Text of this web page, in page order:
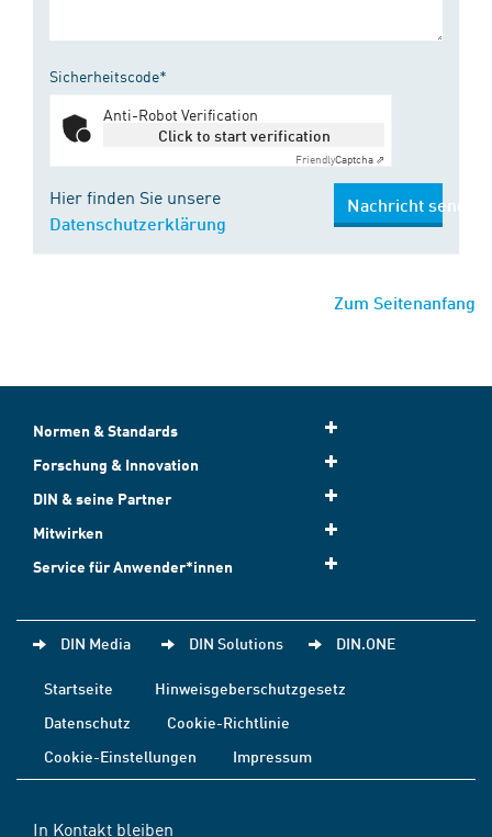
Sicherheitscode*
Anti-Robot Verification
Click to start verification
FriendlyCaptcha ⇗
Hier finden Sie unsere
Datenschutzerklärung
Nachricht senden
Zum Seitenanfang
Normen & Standards
Forschung & Innovation
DIN & seine Partner
Mitwirken
Service für Anwender*innen
DIN Media DIN Solutions DIN.ONE
Startseite
Hinweisgeberschutzgesetz
Datenschutz
Cookie-Richtlinie
Cookie-Einstellungen
Impressum
In Kontakt bleiben